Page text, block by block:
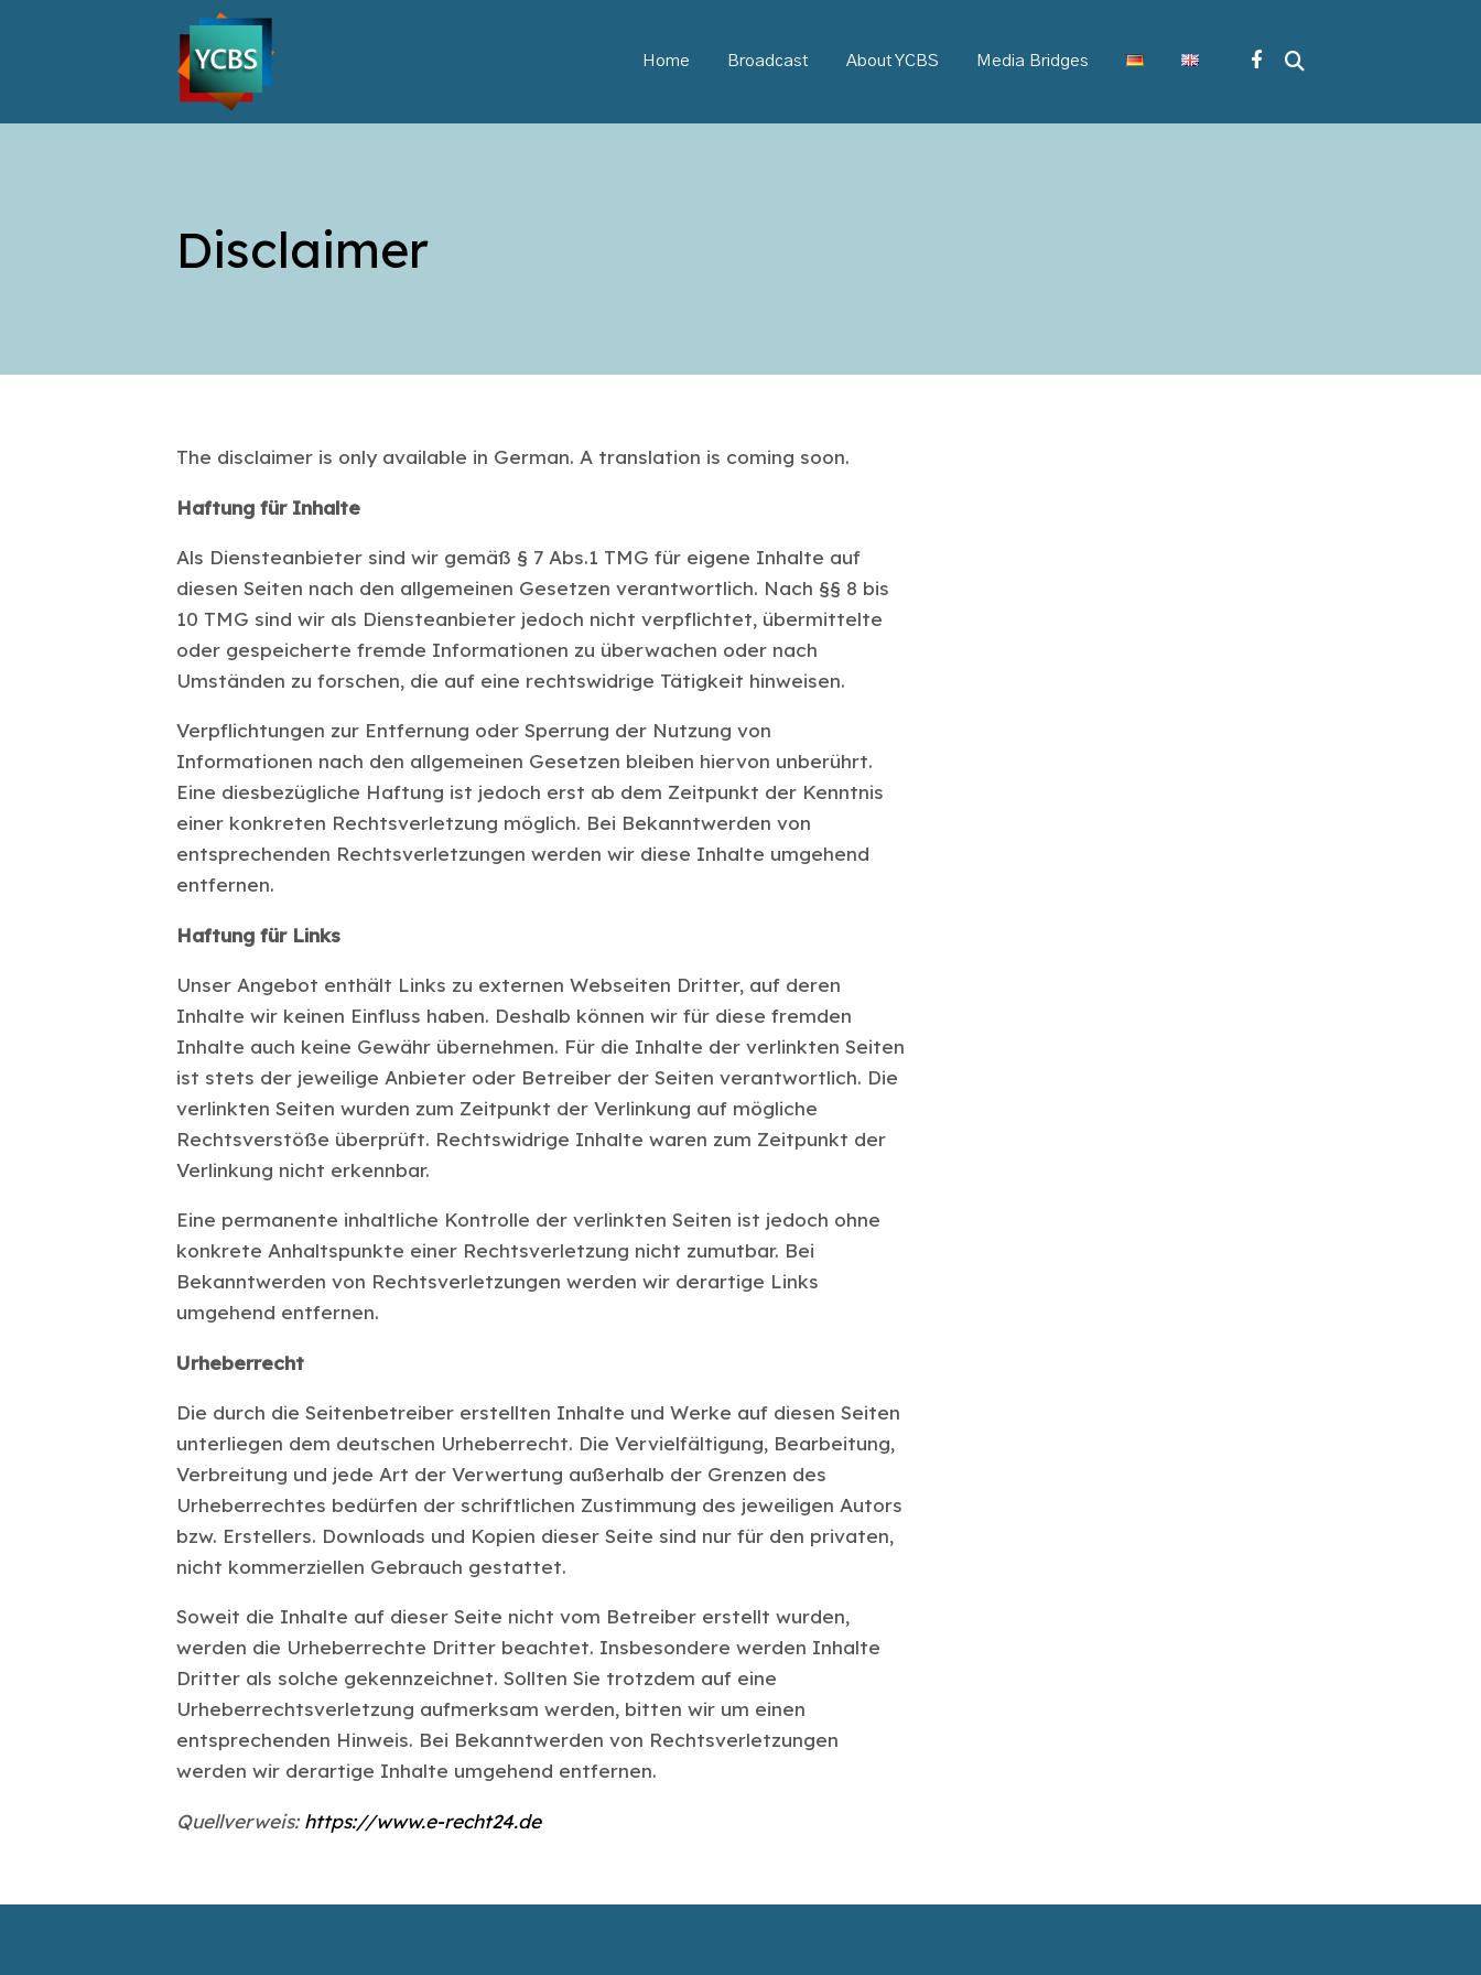
Home Broadcast About YCBS Media Bridges
Disclaimer
The disclaimer is only available in German. A translation is coming soon.
Haftung für Inhalte
Als Diensteanbieter sind wir gemäß § 7 Abs.1 TMG für eigene Inhalte auf
diesen Seiten nach den allgemeinen Gesetzen verantwortlich. Nach §§ 8 bis
10 TMG sind wir als Diensteanbieter jedoch nicht verpflichtet, übermittelte
oder gespeicherte fremde Informationen zu überwachen oder nach
Umständen zu forschen, die auf eine rechtswidrige Tätigkeit hinweisen.
Verpflichtungen zur Entfernung oder Sperrung der Nutzung von
Informationen nach den allgemeinen Gesetzen bleiben hiervon unberührt.
Eine diesbezügliche Haftung ist jedoch erst ab dem Zeitpunkt der Kenntnis
einer konkreten Rechtsverletzung möglich. Bei Bekanntwerden von
entsprechenden Rechtsverletzungen werden wir diese Inhalte umgehend
entfernen.
Haftung für Links
Unser Angebot enthält Links zu externen Webseiten Dritter, auf deren
Inhalte wir keinen Einfluss haben. Deshalb können wir für diese fremden
Inhalte auch keine Gewähr übernehmen. Für die Inhalte der verlinkten Seiten
ist stets der jeweilige Anbieter oder Betreiber der Seiten verantwortlich. Die
verlinkten Seiten wurden zum Zeitpunkt der Verlinkung auf mögliche
Rechtsverstöße überprüft. Rechtswidrige Inhalte waren zum Zeitpunkt der
Verlinkung nicht erkennbar.
Eine permanente inhaltliche Kontrolle der verlinkten Seiten ist jedoch ohne
konkrete Anhaltspunkte einer Rechtsverletzung nicht zumutbar. Bei
Bekanntwerden von Rechtsverletzungen werden wir derartige Links
umgehend entfernen.
Urheberrecht
Die durch die Seitenbetreiber erstellten Inhalte und Werke auf diesen Seiten
unterliegen dem deutschen Urheberrecht. Die Vervielfältigung, Bearbeitung,
Verbreitung und jede Art der Verwertung außerhalb der Grenzen des
Urheberrechtes bedürfen der schriftlichen Zustimmung des jeweiligen Autors
bzw. Erstellers. Downloads und Kopien dieser Seite sind nur für den privaten,
nicht kommerziellen Gebrauch gestattet.
Soweit die Inhalte auf dieser Seite nicht vom Betreiber erstellt wurden,
werden die Urheberrechte Dritter beachtet. Insbesondere werden Inhalte
Dritter als solche gekennzeichnet. Sollten Sie trotzdem auf eine
Urheberrechtsverletzung aufmerksam werden, bitten wir um einen
entsprechenden Hinweis. Bei Bekanntwerden von Rechtsverletzungen
werden wir derartige Inhalte umgehend entfernen.
Quellverweis:https://www.e-recht24.de